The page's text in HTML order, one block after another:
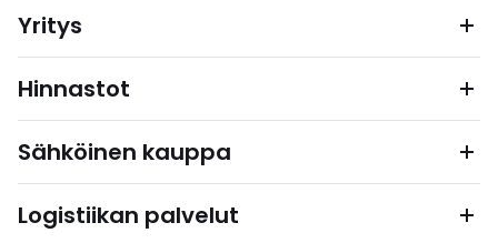
Yritys
Hinnastot
Sähköinen kauppa
Logistiikan palvelut